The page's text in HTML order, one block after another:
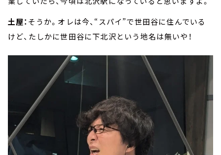
土屋： そうか。オレは今、“スパイ”で世田谷に住んでいる
けど、たしかに世田谷に下北沢という地名は無いや！